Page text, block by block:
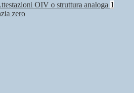
OIV o struttura analoga 1
zero